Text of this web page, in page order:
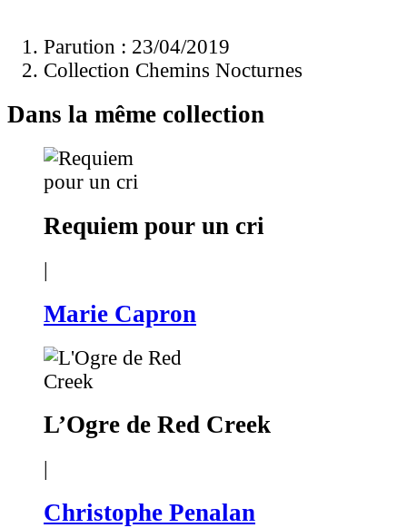
Parution : 23/04/2019
Collection Chemins Nocturnes
Dans la même collection
Requiem pour un cri
|
Marie Capron
L’Ogre de Red Creek
Christophe Penalan